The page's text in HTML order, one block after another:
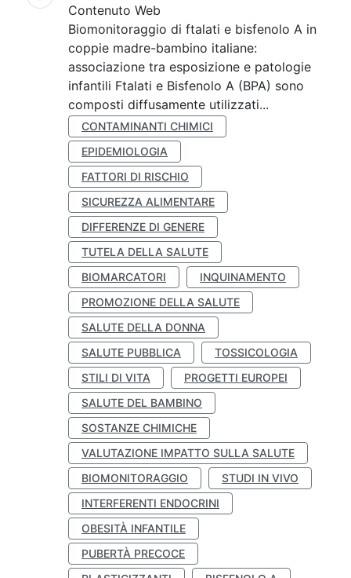
Contenuto Web
Biomonitoraggio di ftalati e bisfenolo A in
coppie madre-bambino italiane:
associazione tra esposizione e patologie
infantili Ftalati e Bisfenolo A (BPA) sono
composti diffusamente utilizzati...
CONTAMINANTI CHIMICI
EPIDEMIOLOGIA
FATTORI DI RISCHIO
SICUREZZA ALIMENTARE
DIFFERENZE DI GENERE
TUTELA DELLA SALUTE
BIOMARCATORI
INQUINAMENTO
PROMOZIONE DELLA SALUTE
SALUTE DELLA DONNA
SALUTE PUBBLICA
TOSSICOLOGIA
STILI DI VITA
PROGETTI EUROPEI
SALUTE DEL BAMBINO
SOSTANZE CHIMICHE
VALUTAZIONE IMPATTO SULLA SALUTE
BIOMONITORAGGIO
STUDI IN VIVO
INTERFERENTI ENDOCRINI
OBESITÀ INFANTILE
PUBERTÀ PRECOCE